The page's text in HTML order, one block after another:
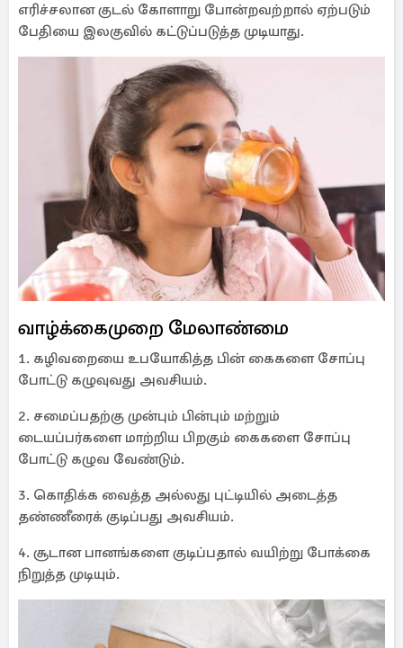
எரிச்சலான குடல் கோளாறு போன்றவற்றால் ஏற்படும்
பேதியை இலகுவில் கட்டுப்படுத்த முடியாது.
வாழ்க்கைமுறை மேலாண்மை
1. கழிவறையை உபயோகித்த பின் கைகளை சோப்பு
போட்டு கழுவுவது அவசியம்.
2. சமைப்பதற்கு முன்பும் பின்பும் மற்றும்
டையப்பர்களை மாற்றிய பிறகும் கைகளை சோப்பு
போட்டு கழுவ வேண்டும்.
3. கொதிக்க வைத்த அல்லது புட்டியில் அடைத்த
தண்ணீரைக் குடிப்பது அவசியம்.
4. சூடான பானங்களை குடிப்பதால் வயிற்று போக்கை
நிறுத்த முடியும்.